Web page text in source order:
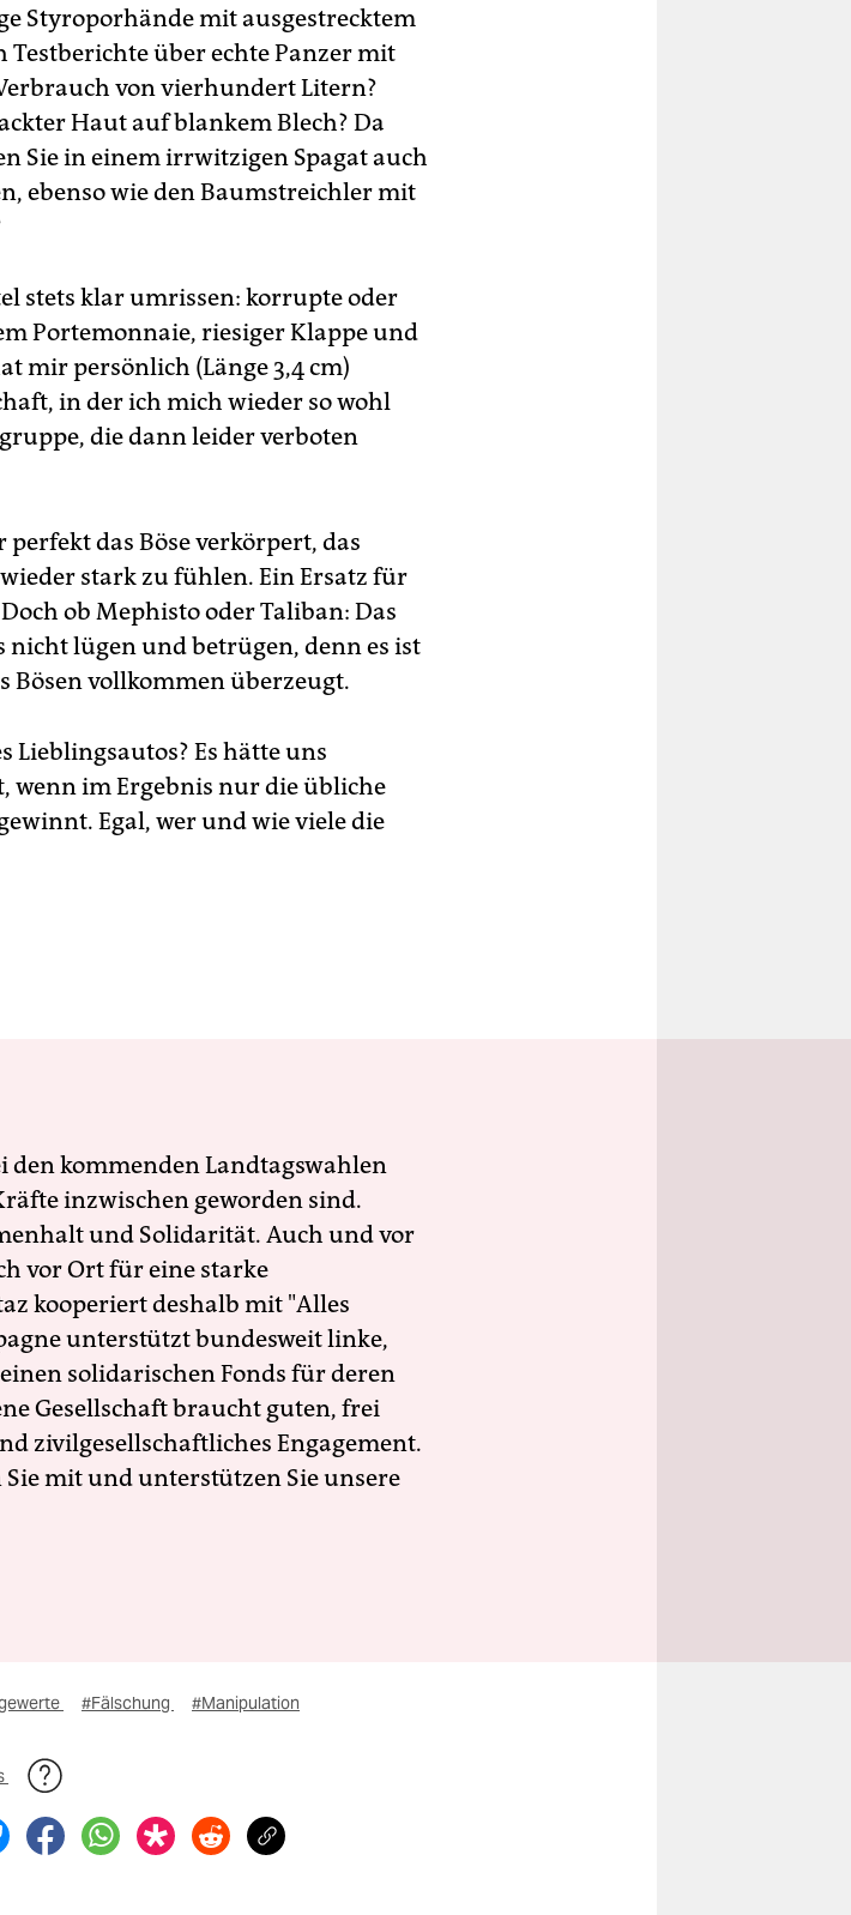
Styroporhände mit ausgestrecktem
über echte Panzer mit
von vierhundert Litern?
Haut auf blankem Blech? Da
Sie in einem irrwitzigen Spagat auch
ebenso wie den Baumstreichler mit
stets klar umrissen: korrupte oder
Portemonnaie, riesiger Klappe und
mir persönlich (Länge 3,4 cm)
in der ich mich wieder so wohl
die dann leider verboten
das Böse verkörpert, das
stark zu fühlen. Ein Ersatz für
ob Mephisto oder Taliban: Das
nicht lügen und betrügen, denn es ist
Bösen vollkommen überzeugt.
Lieblingsautos? Es hätte uns
wenn im Ergebnis nur die übliche
Egal, wer und wie viele die
den kommenden Landtagswahlen
inzwischen geworden sind.
und Solidarität. Auch und vor
vor Ort für eine starke
kooperiert deshalb mit "Alles
unterstützt bundesweit linke,
solidarischen Fonds für deren
Gesellschaft braucht guten, frei
zivilgesellschaftliches Engagement.
mit und unterstützen Sie unsere
#Fälschung #Manipulation